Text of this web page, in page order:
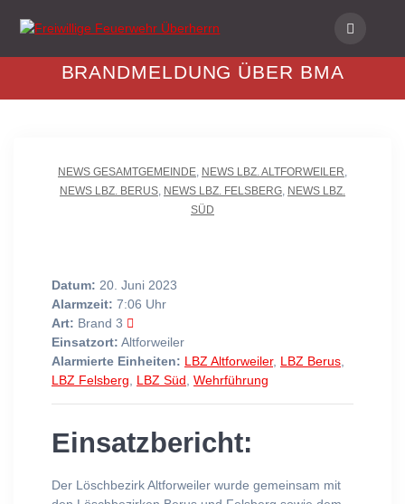
to
BRANDMELDUNG ÜBER BMA
NEWS GESAMTGEMEINDE, NEWS LBZ. ALTFORWEILER,
NEWS LBZ. BERUS, NEWS LBZ. FELSBERG, NEWS LBZ.
SÜD
Datum: 20. Juni 2023
Alarmzeit: 7:06 Uhr
Art: Brand 3
Einsatzort: Altforweiler
Alarmierte Einheiten: LBZ Altforweiler, LBZ Berus
LBZ Felsberg
LBZ Süd Wehrführung
Einsatzbericht:
Der Löschbezirk Altforweiler wurde gemeinsam mit